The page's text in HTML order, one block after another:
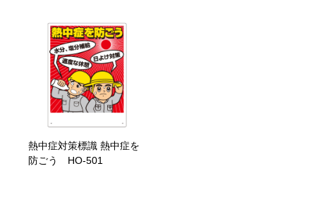
熱中症対策標識 熱中症を
防ごう HO-501